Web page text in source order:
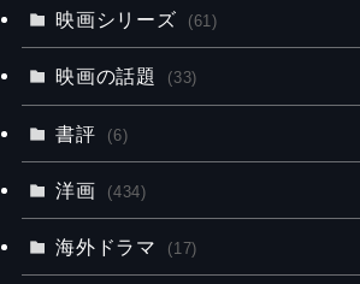
映画シリーズ (61)
映画の話題 (33)
書評 (6)
洋画 (434)
海外ドラマ (17)